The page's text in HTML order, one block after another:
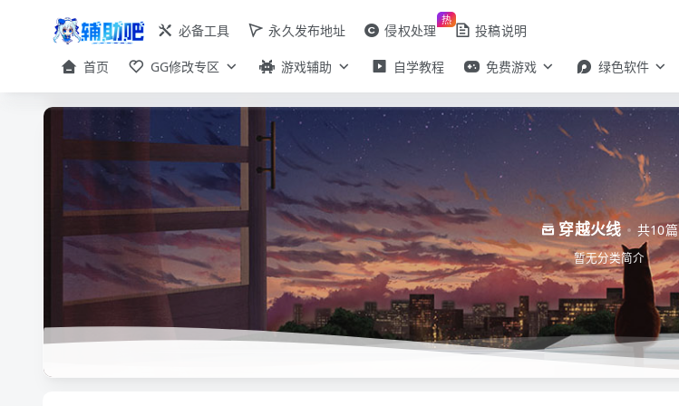
必备工具 永久发布地址 侵权处理
热
投稿说明
首页 GG修改专区 游戏辅助 自学教程 免费游戏 绿色软件
穿越火线 共10篇
暂无分类简介